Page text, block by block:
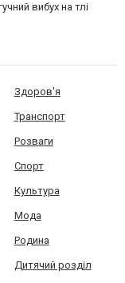
вибух на тлі
Здоров'я
Транспорт
Розваги
Спорт
Культура
Мода
Родина
Дитячий розділ